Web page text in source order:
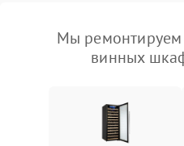
Мы ремонтируем
винных